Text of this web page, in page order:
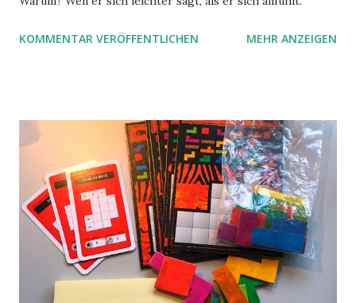
KOMMENTAR VERÖFFENTLICHEN MEHR ANZEIGEN